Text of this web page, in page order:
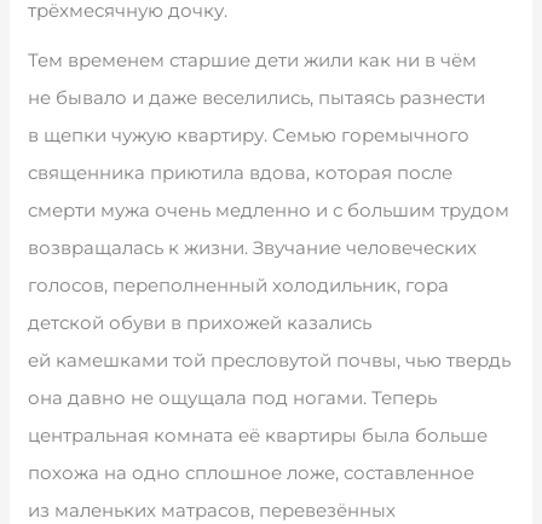
трёхмесячную дочку.
Тем временем старшие дети жили как ни в чём
не бывало и даже веселились, пытаясь разнести
в щепки чужую квартиру. Семью горемычного
священника приютила вдова, которая после
смерти мужа очень медленно и с большим трудом
возвращалась к жизни. Звучание человеческих
голосов, переполненный холодильник, гора
детской обуви в прихожей казались
ей камешками той пресловутой почвы, чью твердь
она давно не ощущала под ногами. Теперь
центральная комната её квартиры была больше
похожа на одно сплошное ложе, составленное
из маленьких матрасов, перевезённых